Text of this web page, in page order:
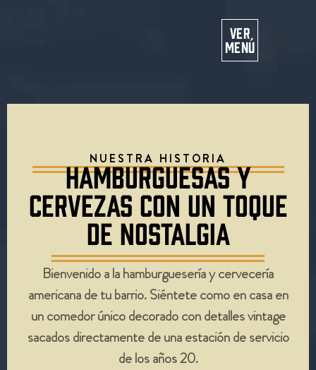
VER
MENÚ
NUESTRA HISTORIA
HAMBURGUESAS Y
CERVEZAS CON UN TOQUE
DE NOSTALGIA
Bienvenido a la hamburguesería y cervecería
americana de tu barrio. Siéntete como en casa en
un comedor único decorado con detalles vintage
sacados directamente de una estación de servicio
de los años 20.